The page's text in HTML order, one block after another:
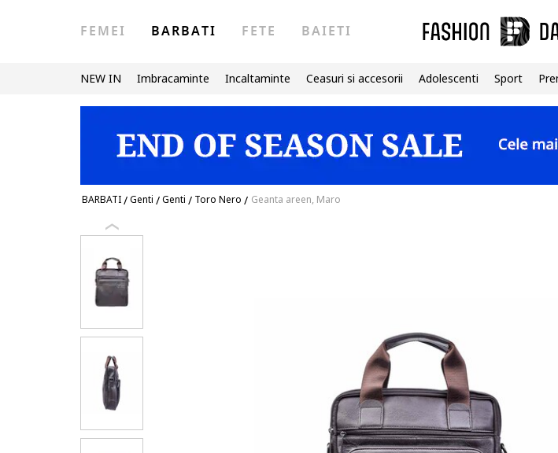
FEMEI BARBATI FETE BAIETI
NEW IN Imbracaminte Incaltaminte Ceasuri si accesorii Adolescenti Sport
BARBATI/Genti /Genti / Toro Nero / Geanta areen, Maro